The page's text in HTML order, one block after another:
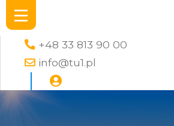
+48 33 813 90 00
info@tu1.pl